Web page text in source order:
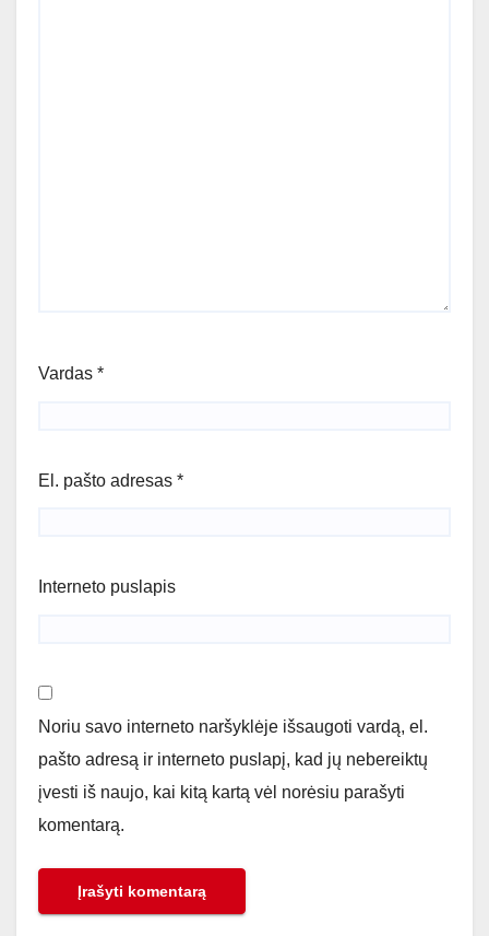
Vardas *
El. pašto adresas *
Interneto puslapis
Noriu savo interneto naršyklėje išsaugoti vardą, el.
pašto adresą ir interneto puslapį, kad jų nebereiktų
įvesti iš naujo, kai kitą kartą vėl norėsiu parašyti
komentarą.